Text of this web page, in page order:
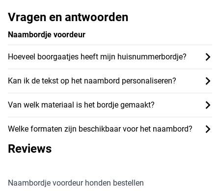
Vragen en antwoorden
Naambordje voordeur
Hoeveel boorgaatjes heeft mijn huisnummerbordje?
Kan ik de tekst op het naambord personaliseren?
Van welk materiaal is het bordje gemaakt?
Welke formaten zijn beschikbaar voor het naambord?
Reviews
Naambordje voordeur honden bestellen